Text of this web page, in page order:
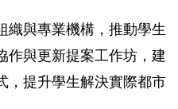
織與專業機構，推動學生
作與更新提案工作坊，建
，提升學生解決實際都市